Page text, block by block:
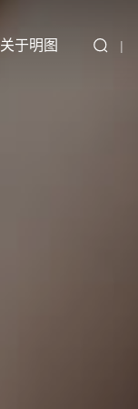
关于明图